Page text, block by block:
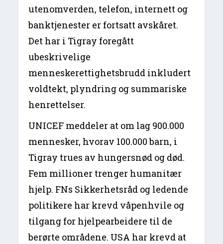
utenomverden, telefon, internett og
banktjenester er fortsatt avskåret.
Det har i Tigray foregått
ubeskrivelige
menneskerettighetsbrudd inkludert
voldtekt, plyndring og summariske
henrettelser.
UNICEF meddeler at om lag 900.000
mennesker, hvorav 100.000 barn, i
Tigray trues av hungersnød og død.
Fem millioner trenger humanitær
hjelp. FNs Sikkerhetsråd og ledende
politikere har krevd våpenhvile og
tilgang for hjelpearbeidere til de
berørte områdene. USA har krevd at